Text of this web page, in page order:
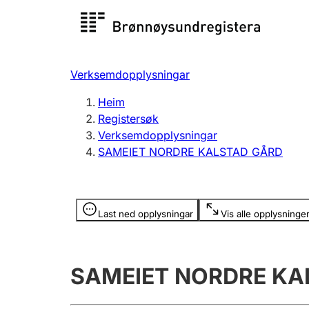
Registersøk
Registrere, endre, slette
Verksemdopplysningar
Heim
Registersøk
Verksemdopplysningar
SAMEIET NORDRE KALSTAD GÅRD
Last ned opplysningar Vis alle opplysninger
Opplysninger er skjult
SAMEIET NORDRE